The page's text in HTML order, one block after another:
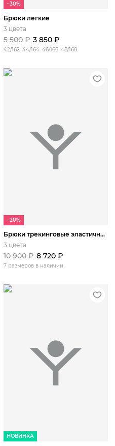
−30%
Брюки легкие
3 цвета
5 500 ₽ 3 850 ₽
42/162 44/164 46/166 48/168
−20%
Брюки трекинговые эластичные супер легкие
3 цвета
10 900 ₽ 8 720 ₽
7 размеров в наличии
НОВИНКА